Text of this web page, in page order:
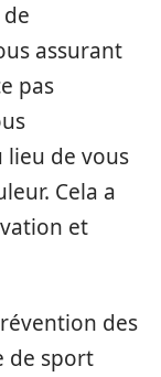
assurant
pas
lieu de vous
Cela a
et
des
de sport